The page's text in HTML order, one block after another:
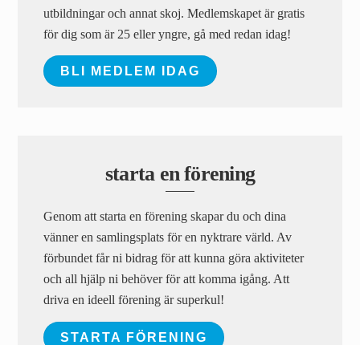
utbildningar och annat skoj. Medlemskapet är gratis
för dig som är 25 eller yngre, gå med redan idag!
BLI MEDLEM IDAG
starta en förening
Genom att starta en förening skapar du och dina
vänner en samlingsplats för en nyktrare värld. Av
förbundet får ni bidrag för att kunna göra aktiviteter
och all hjälp ni behöver för att komma igång. Att
driva en ideell förening är superkul!
STARTA FÖRENING